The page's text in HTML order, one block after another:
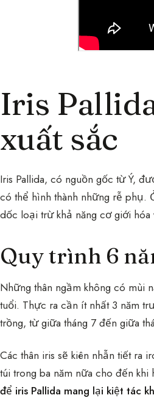
Iris
xuất sắc
Iris Pallida, có nguồn gốc từ Ý,
có thể hình thành những rễ phụ.
dốc loại trừ khả năng cơ giới hóa
Quy trình 6
Những thân ngầm không có mùi
tuổi. Thực ra cần ít nhất 3 năm
trồng, từ giữa tháng 7 đến giữa
Các thân iris sẽ kiên nhẫn tiết ra
túi trong ba năm nữa cho đến khi
để iris Pallida mang lại kiệt tác